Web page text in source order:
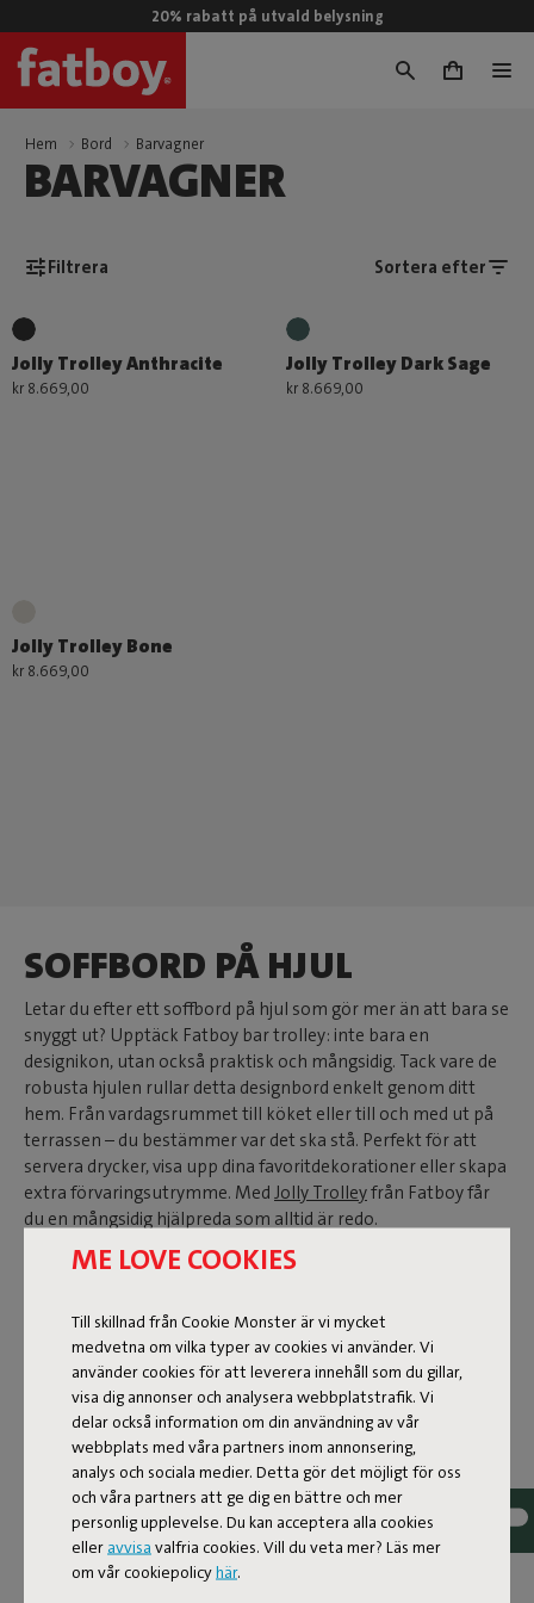
ME LOVE COOKIES
Till skillnad från Cookie Monster är vi mycket
medvetna om vilka typer av cookies vi använder. Vi
använder cookies för att leverera innehåll som du gillar,
visa dig annonser och analysera webbplatstrafik. Vi
delar också information om din användning av vår
webbplats med våra partners inom annonsering,
analys och sociala medier. Detta gör det möjligt för oss
och våra partners att ge dig en bättre och mer
personlig upplevelse. Du kan acceptera alla cookies
eller avvisa valfria cookies. Vill du veta mer? Läs mer
om vår cookiepolicyhär.
20% rabatt på utvald belysning
0
Hem Bord Barvagner
BARVAGNER
Filtrera Sortera efter
Jolly Trolley Anthracite
kr 8.669,00
Jolly Trolley Dark Sage
kr 8.669,00
Jolly Trolley Bone
kr 8.669,00
SOFFBORD PÅ HJUL
Letar du efter ett soffbord på hjul som gör mer än att bara se
snyggt ut? Upptäck Fatboy bar trolley: inte bara en
designikon, utan också praktisk och mångsidig. Tack vare de
robusta hjulen rullar detta designbord enkelt genom ditt
hem. Från vardagsrummet till köket eller till och med ut på
terrassen – du bestämmer var det ska stå. Perfekt för att
servera drycker, visa upp dina favoritdekorationer eller skapa
extra förvaringsutrymme. Med Jolly Trolleyfrån Fatboy får
du en mångsidig hjälpreda som alltid är redo.
Har du en balkong eller en liten uteplats och letar efter det
perfekta bordet? Fatboy bar trolley är precis vad du behöver.
Detta soffbord på hjul är enkelt att flytta och ger dig en
flexibel och praktisk plats för drycker, snacks eller växter.
Dessutom är brickan avtagbar, vilket gör den idealisk för att
servera gäster. Fatboy balkongbord är tillverkat av robust
aluminium och är väderbeständigt, så du kan tryggt låta det
stå utomhus. Tack vare den kompakta storleken passar det
enkelt i alla hörn, oavsett hur liten din uteplats är. När
mörkret faller kan du med ett knapptryck tända den dimbara